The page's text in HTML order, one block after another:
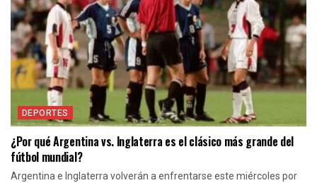
DEPORTES
¿Por qué Argentina vs. Inglaterra es el clásico más grande del
fútbol mundial?
Argentina e Inglaterra volverán a enfrentarse este miércoles por